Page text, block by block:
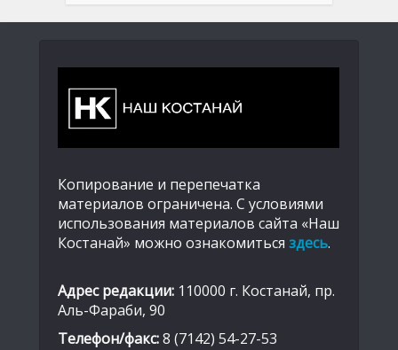
Копирование и перепечатка
материалов ограничена. С условиями
использования материалов сайта «Наш
Костанай» можно ознакомиться здесь.
Адрес редакции: 110000 г. Костанай, пр.
Аль-Фараби, 90
Телефон/факс:8 (7142) 54-27-53